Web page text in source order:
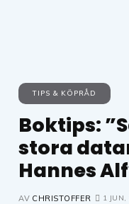
TIPS & KÖPRÅD
Boktips:
stora
Hannes
AV CHRISTOFFER 1 JUN,